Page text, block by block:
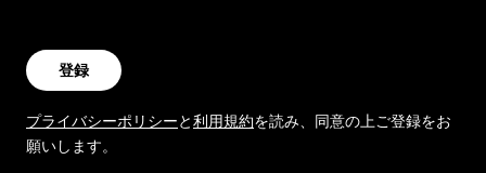
登録
プライバシーポリシーと利用規約を読み、同意の上ご登録をお
願いします。